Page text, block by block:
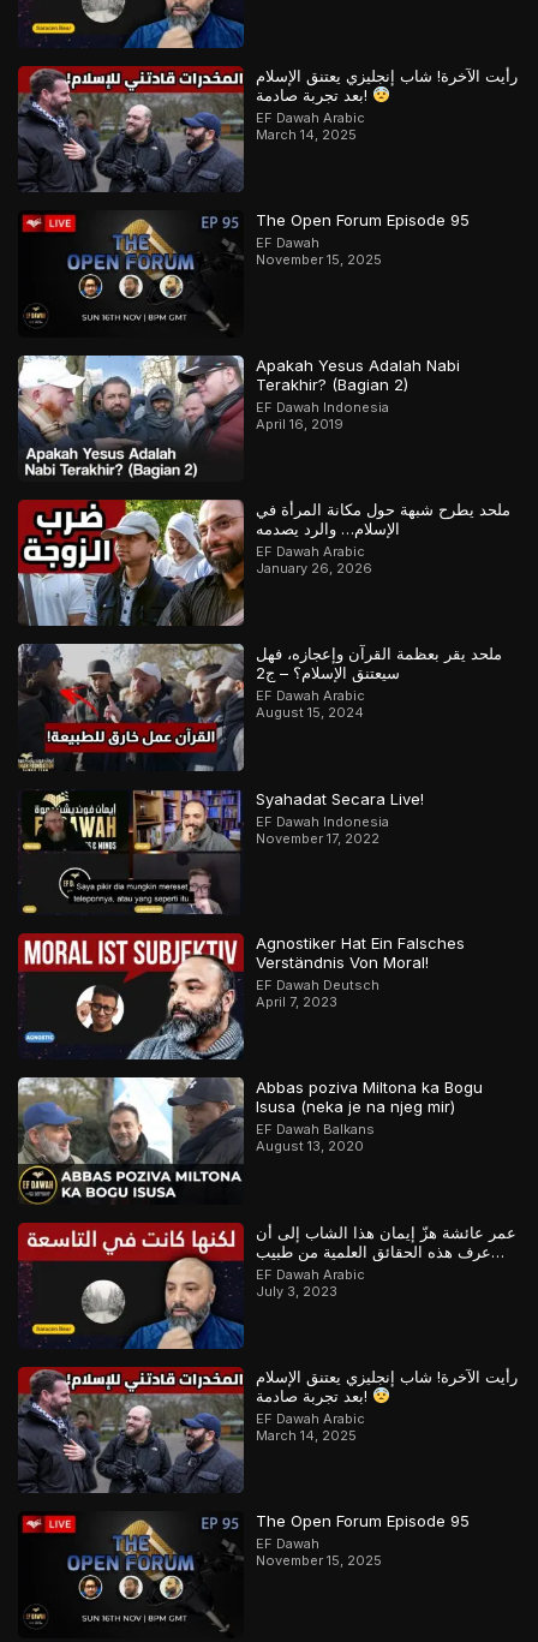
رأيت الآخرة! شاب إنجليزي يعتنق الإسلام
بعد تجربة صادمة!
EF Dawah Arabic
March 14, 2025
The Open Forum Episode 95
EF Dawah
November 15, 2025
Apakah Yesus Adalah Nabi
Terakhir? (Bagian 2)
EF Dawah Indonesia
April 16, 2019
ملحد يطرح شبهة حول مكانة المرأة في
الإسلام… والرد يصدمه
EF Dawah Arabic
January 26, 2026
ملحد يقر بعظمة القرآن وإعجازه، فهل
سيعتنق الإسلام؟ – ج2
EF Dawah Arabic
August 15, 2024
Syahadat Secara Live!
EF Dawah Indonesia
November 17, 2022
Agnostiker Hat Ein Falsches
Verständnis Von Moral!
EF Dawah Deutsch
April 7, 2023
Abbas poziva Miltona ka Bogu
Isusa (neka je na njeg mir)
EF Dawah Balkans
August 13, 2020
عمر عائشة هزّ إيمان هذا الشاب إلى أن
عرف هذه الحقائق العلمية من طبيب
مسلم
EF Dawah Arabic
July 3, 2023
رأيت الآخرة! شاب إنجليزي يعتنق الإسلام
بعد تجربة صادمة!
EF Dawah Arabic
March 14, 2025
The Open Forum Episode 95
EF Dawah
November 15, 2025